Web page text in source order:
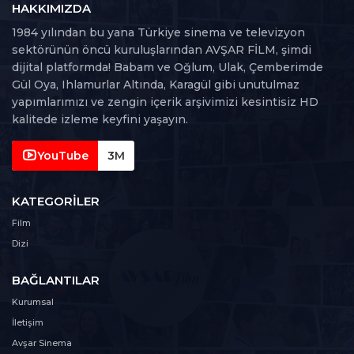
HAKKIMIZDA
1984 yılından bu yana Türkiye sinema ve televizyon
sektörünün öncü kuruluşlarından AVŞAR FİLM, şimdi
dijital platformda! Babam ve Oğlum, Ulak, Çemberimde
Gül Oya, Ihlamurlar Altında, Karagül gibi unutulmaz
yapımlarımızı ve zengin içerik arşivimizi kesintisiz HD
kalitede izleme keyfini yaşayın.
YouTube 3M
KATEGORILER
Film
Dizi
BAĞLANTILAR
Kurumsal
İletişim
Avşar Sinema